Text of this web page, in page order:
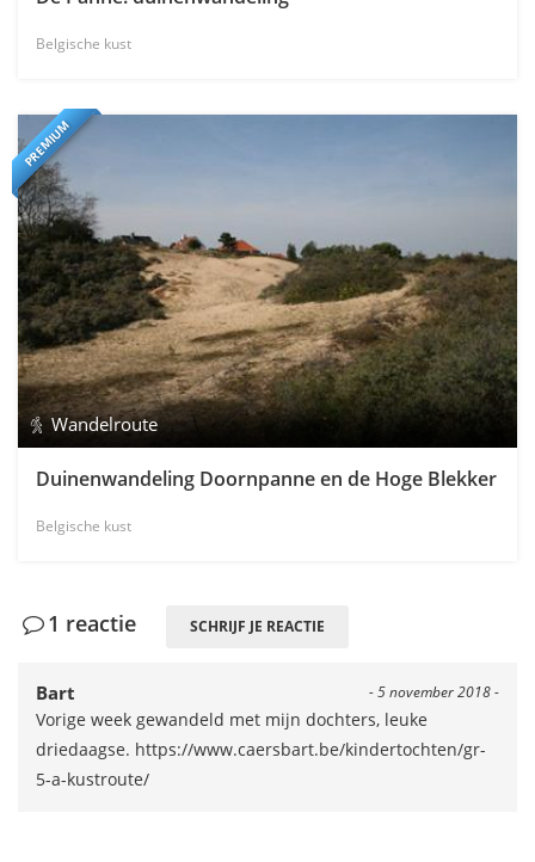
Belgische kust
PREMIUM
Wandelroute
Duinenwandeling Doornpanne en de Hoge Blekker
Belgische kust
1 reactie SCHRIJF JE REACTIE
- 5 november 2018 -
Bart
Vorige week gewandeld met mijn dochters, leuke
driedaagse. https://www.caersbart.be/kindertochten/gr-
5-a-kustroute/